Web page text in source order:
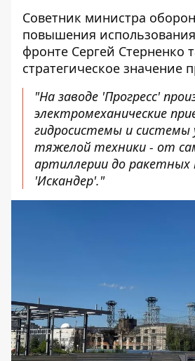
Советник министра
повышения
фронте Сергей Стерненко
стратегическое значение
"На заводе 'Прогресс'
электромеханические
гидросистемы и системы
тяжелой техники - от
артиллерии до ракетных
'Искандер'."